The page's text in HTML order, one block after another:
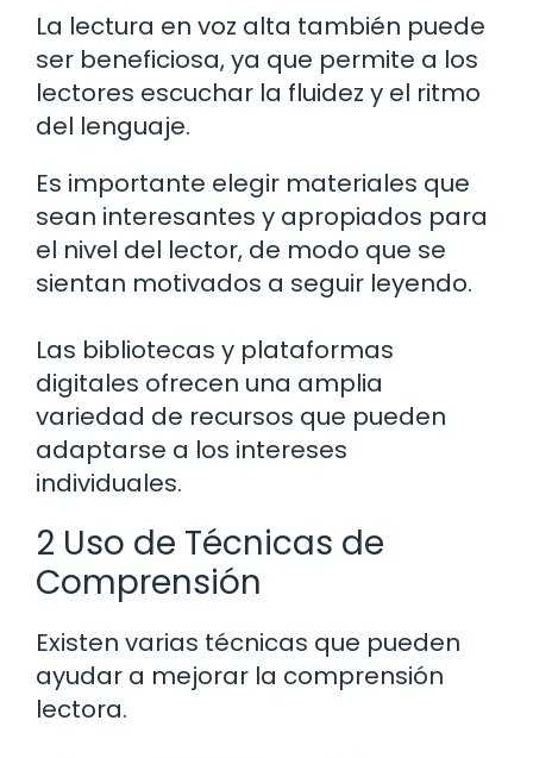
La lectura en voz alta también puede
ser beneficiosa, ya que permite a los
lectores escuchar la fluidez y el ritmo
del lenguaje.
Es importante elegir materiales que
sean interesantes y apropiados para
el nivel del lector, de modo que se
sientan motivados a seguir leyendo.
Las bibliotecas y plataformas
digitales ofrecen una amplia
variedad de recursos que pueden
adaptarse a los intereses
individuales.
2 Uso de Técnicas de
Comprensión
Existen varias técnicas que pueden
ayudar a mejorar la comprensión
lectora.